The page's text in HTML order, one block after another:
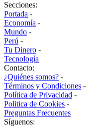
Secciones:
Portada -
Economía -
Mundo -
Perú -
Tu Dinero -
Tecnología
Contacto:
¿Quiénes somos? -
Términos y Condiciones -
Política de Privacidad -
Politica de Cookies -
Preguntas Frecuentes
Síguenos: